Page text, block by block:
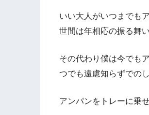
いい大人がいつまでも
世間は年相応の振る舞
その代わり僕は今でも
つでも遠慮知らずでの
アンパンをトレーに乗